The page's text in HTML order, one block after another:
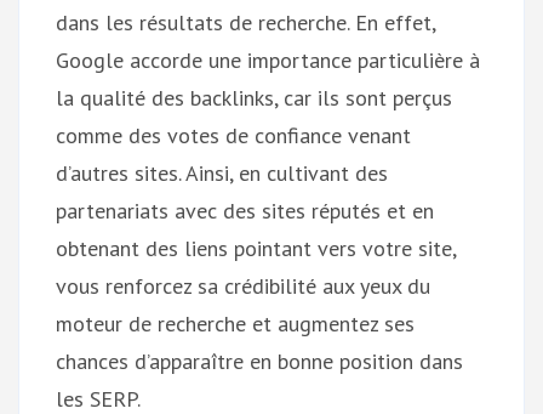
dans les résultats de recherche. En effet,
Google accorde une importance particulière à
la qualité des backlinks, car ils sont perçus
comme des votes de confiance venant
d’autres sites. Ainsi, en cultivant des
partenariats avec des sites réputés et en
obtenant des liens pointant vers votre site,
vous renforcez sa crédibilité aux yeux du
moteur de recherche et augmentez ses
chances d’apparaître en bonne position dans
les SERP.